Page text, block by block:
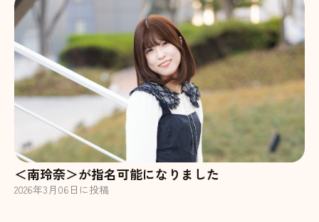
＜南玲奈＞が指名可能になりました
2026年3 月 06 日に投稿